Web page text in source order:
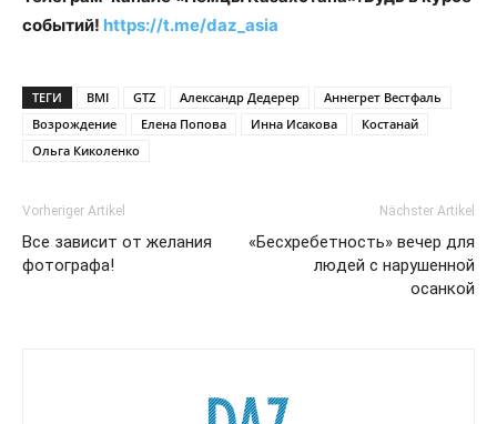
событий! https://t.me/daz_asia
ТЕГИ BMI GTZ Александр Дедерер
Аннегрет Вестфаль
Возрождение
Елена Попова Инна Исакова
Костанай
Ольга Киколенко
Vorheriger Artikel
Все зависит от желания
фотографа!
Nächster Artikel
«Бесхребетность» вечер для
людей с нарушенной
осанкой